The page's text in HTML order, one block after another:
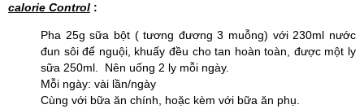
calorie Control :
Pha 25g sữa bột ( tương đương 3 muỗng) với 230ml nước
đun sôi để nguội, khuấy đều cho tan hoàn toàn, được một ly
sữa 250ml. Nên uống 2 ly mỗi ngày.
Mỗi ngày: vài lần/ngày
Cùng với bữa ăn chính, hoặc kèm với bữa ăn phụ.